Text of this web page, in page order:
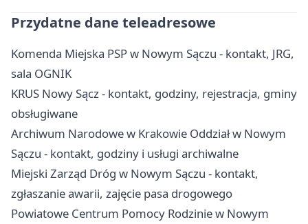
Przydatne dane teleadresowe
Komenda Miejska PSP w Nowym Sączu - kontakt, JRG,
sala OGNIK
KRUS Nowy Sącz - kontakt, godziny, rejestracja, gminy
obsługiwane
Archiwum Narodowe w Krakowie Oddział w Nowym
Sączu - kontakt, godziny i usługi archiwalne
Miejski Zarząd Dróg w Nowym Sączu - kontakt,
zgłaszanie awarii, zajęcie pasa drogowego
Powiatowe Centrum Pomocy Rodzinie w Nowym